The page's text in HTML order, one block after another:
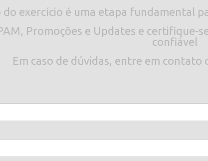
do exercício é uma etapa fundamental
Promoções e Updates e
confiável
Em caso de dúvidas, entre em